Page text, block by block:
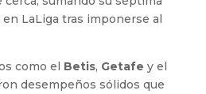
LaLiga tras imponerse al
como el Betis, Getafe y el
desempeños sólidos que